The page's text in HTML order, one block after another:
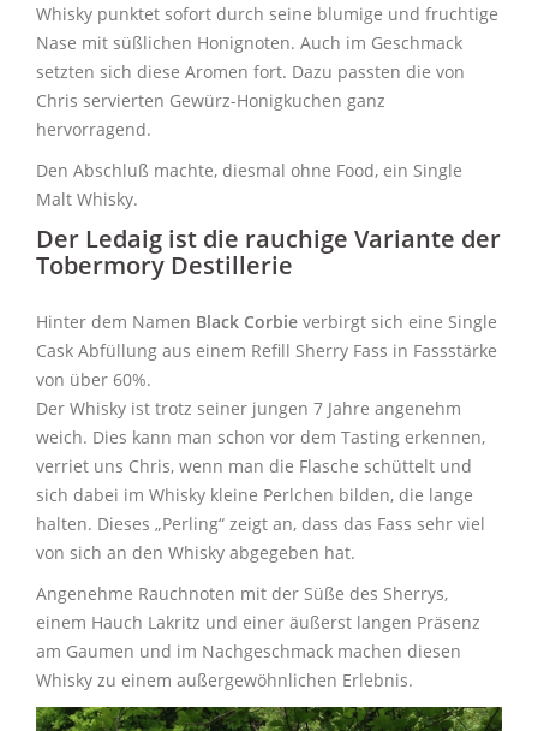
Whisky punktet sofort durch seine blumige und fruchtige
Nase mit süßlichen Honignoten. Auch im Geschmack
setzten sich diese Aromen fort. Dazu passten die von
Chris servierten Gewürz-Honigkuchen ganz
hervorragend.
Den Abschluß machte, diesmal ohne Food, ein Single
Malt Whisky.
Der Ledaig ist die rauchige Variante der
Tobermory Destillerie
Hinter dem Namen Black Corbie verbirgt sich eine Single
Cask Abfüllung aus einem Refill Sherry Fass in Fassstärke
von über 60%.
Der Whisky ist trotz seiner jungen 7 Jahre angenehm
weich. Dies kann man schon vor dem Tasting erkennen,
verriet uns Chris, wenn man die Flasche schüttelt und
sich dabei im Whisky kleine Perlchen bilden, die lange
halten. Dieses „Perling“ zeigt an, dass das Fass sehr viel
von sich an den Whisky abgegeben hat.
Angenehme Rauchnoten mit der Süße des Sherrys,
einem Hauch Lakritz und einer äußerst langen Präsenz
am Gaumen und im Nachgeschmack machen diesen
Whisky zu einem außergewöhnlichen Erlebnis.